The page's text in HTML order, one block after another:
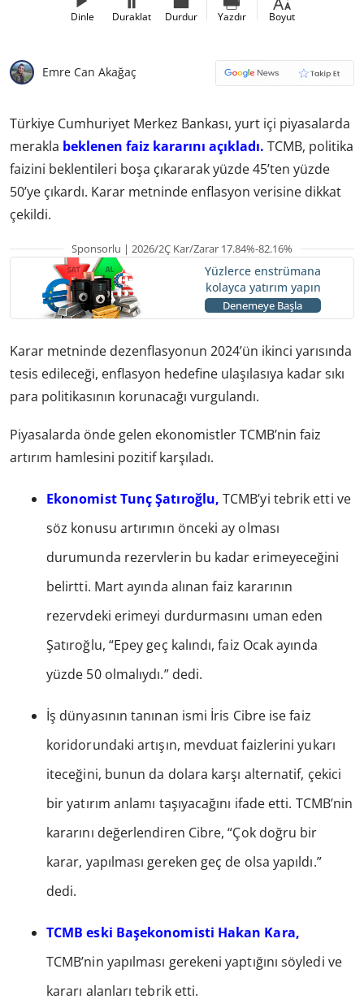
Dinle Duraklat Durdur Yazdır Boyut
Emre Can Akağaç
Türkiye Cumhuriyet Merkez Bankası, yurt içi piyasalarda
merakla beklenen faiz kararını açıkladı. TCMB, politika
faizini beklentileri boşa çıkararak yüzde 45’ten yüzde
50’ye çıkardı. Karar metninde enflasyon verisine dikkat
çekildi.
Sponsorlu | 2026/2Ç Kar/Zarar 17.84%-82.16%
Yüzlerce enstrümana
kolayca yatırım yapın
Denemeye Başla
Karar metninde dezenflasyonun 2024’ün ikinci yarısında
tesis edileceği, enflasyon hedefine ulaşılasıya kadar sıkı
para politikasının korunacağı vurgulandı.
Piyasalarda önde gelen ekonomistler TCMB’nin faiz
artırım hamlesini pozitif karşıladı.
Ekonomist Tunç Şatıroğlu, TCMB’yi tebrik etti ve
söz konusu artırımın önceki ay olması
durumunda rezervlerin bu kadar erimeyeceğini
belirtti. Mart ayında alınan faiz kararının
rezervdeki erimeyi durdurmasını uman eden
Şatıroğlu, “Epey geç kalındı, faiz Ocak ayında
yüzde 50 olmalıydı.” dedi.
İş dünyasının tanınan ismi İris Cibre ise faiz
koridorundaki artışın, mevduat faizlerini yukarı
iteceğini, bunun da dolara karşı alternatif, çekici
bir yatırım anlamı taşıyacağını ifade etti. TCMB’nin
kararını değerlendiren Cibre, “Çok doğru bir
karar, yapılması gereken geç de olsa yapıldı.”
dedi.
TCMB eski Başekonomisti Hakan Kara,
TCMB’nin yapılması gerekeni yaptığını söyledi ve
kararı alanları tebrik etti.